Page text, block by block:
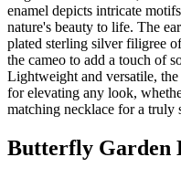
enamel depicts intricate
nature's beauty to life. The
plated sterling silver filigree
the cameo to add a touch of
Lightweight and versatile,
for elevating any look,
matching necklace for a truly
Butterfly Garden